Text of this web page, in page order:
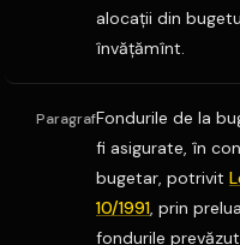
alocaţii din
învăţămînt.
ParagrafFondurile de la
fi asigurate, în
bugetar, potrivit
10/1991, prin
fondurile